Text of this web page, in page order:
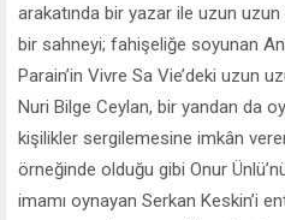
arakatında bir yazar ile uzun
bir sahneyi; fahişeliğe soyunan
Parain’in Vivre Sa Vie’deki uzun
Nuri Bilge Ceylan, bir yandan da
kişilikler sergilemesine imkân
örneğinde olduğu gibi Onur
imamı oynayan Serkan Keskin’i